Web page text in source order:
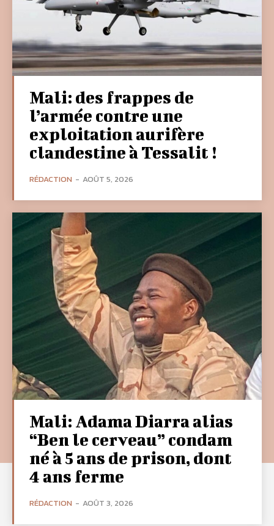
Mali: des frappes de
l’armée contre une
exploitation aurifère
clandestine à Tessalit !
RÉDACTION - AOÛT 5, 2026
Mali: Adama Diarra alias
“Ben le cerveau” condam
né à 5 ans de prison, dont
4 ans ferme
RÉDACTION - AOÛT 3, 2026